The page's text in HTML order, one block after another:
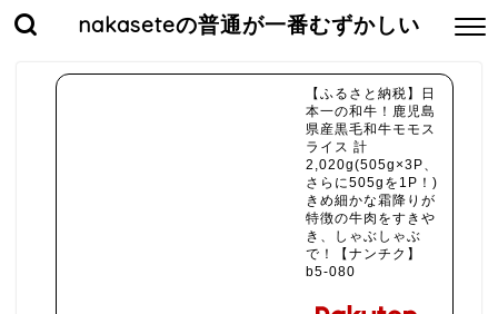
nakaseteの普通が一番むずかしい
【ふるさと納税】日
本一の和牛！鹿児島
県産黒毛和牛モモス
ライス 計
2,020g(505g×3P、
さらに505gを1P！)
きめ細かな霜降りが
特徴の牛肉をすきや
き、しゃぶしゃぶ
で！【ナンチク】
b5-080